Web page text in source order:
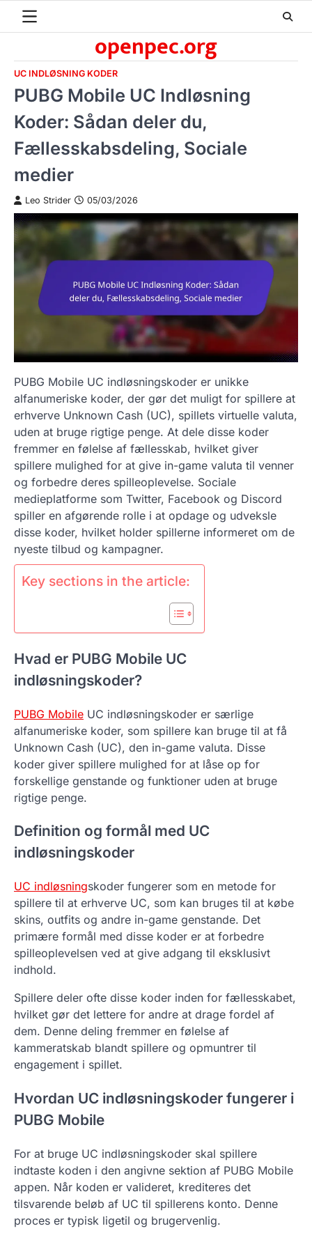
openpec.org
UC INDLØSNING KODER
PUBG Mobile UC Indløsning
Koder: Sådan deler du,
Fællesskabsdeling, Sociale
medier
Leo Strider 05/03/2026
PUBG Mobile UC indløsningskoder er unikke
alfanumeriske koder, der gør det muligt for spillere at
erhverve Unknown Cash (UC), spillets virtuelle valuta,
uden at bruge rigtige penge. At dele disse koder
fremmer en følelse af fællesskab, hvilket giver
spillere mulighed for at give in-game valuta til venner
og forbedre deres spilleoplevelse. Sociale
medieplatforme som Twitter, Facebook og Discord
spiller en afgørende rolle i at opdage og udveksle
disse koder, hvilket holder spillerne informeret om de
nyeste tilbud og kampagner.
Key sections in the article:
Hvad er PUBG Mobile UC
indløsningskoder?
PUBG Mobile UC indløsningskoder er særlige
alfanumeriske koder, som spillere kan bruge til at få
Unknown Cash (UC), den in-game valuta. Disse
koder giver spillere mulighed for at låse op for
forskellige genstande og funktioner uden at bruge
rigtige penge.
Definition og formål med UC
indløsningskoder
UC indløsningskoder fungerer som en metode for
spillere til at erhverve UC, som kan bruges til at købe
skins, outfits og andre in-game genstande. Det
primære formål med disse koder er at forbedre
spilleoplevelsen ved at give adgang til eksklusivt
indhold.
Spillere deler ofte disse koder inden for fællesskabet,
hvilket gør det lettere for andre at drage fordel af
dem. Denne deling fremmer en følelse af
kammeratskab blandt spillere og opmuntrer til
engagement i spillet.
Hvordan UC indløsningskoder fungerer i
PUBG Mobile
For at bruge UC indløsningskoder skal spillere
indtaste koden i den angivne sektion af PUBG Mobile
appen. Når koden er valideret, krediteres det
tilsvarende beløb af UC til spillerens konto. Denne
proces er typisk ligetil og brugervenlig.